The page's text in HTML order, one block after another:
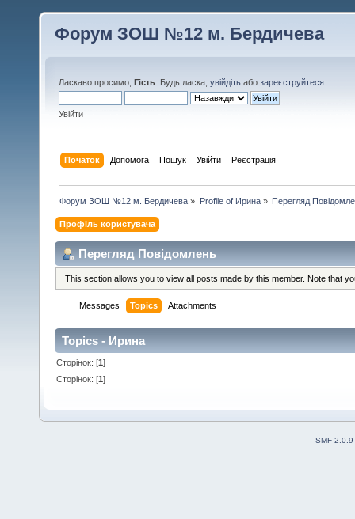
Форум ЗОШ №12 м. Бердичева
Ласкаво просимо, Гість . Будь ласка, увійдіть або зареєструйтеся
Увійти
Початок Допомога Пошук Увійти Реєстрація
Форум ЗОШ №12 м. Бердичева » Profile of Ирина» Перегляд
Профіль користувача
Перегляд Повідомлень
This section allows you to view all posts made by this member. Note that
Messages Topics Attachments
Topics - Ирина
Сторінок: [1]
Сторінок: [1]
SMF 2.0.9